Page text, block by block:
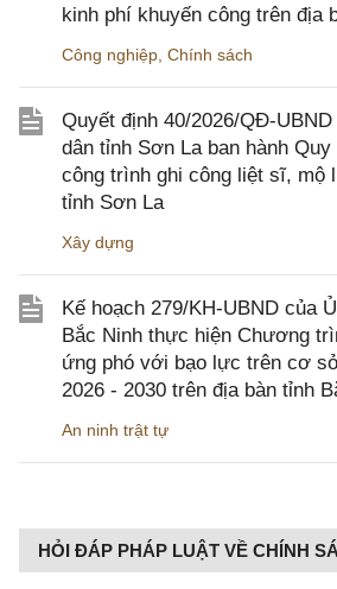
kinh phí khuyến công trên địa
Công nghiệp Chính sách
Quyết định 40/2026/QĐ-
dân tỉnh Sơn La ban hành
công trình ghi công liệt sĩ, mộ
tỉnh Sơn La
Xây dựng
Kế hoạch 279/KH-UBND của
Bắc Ninh thực hiện Chương
ứng phó với bạo lực trên cơ
2026 - 2030 trên địa bàn tỉnh
An ninh trật tự
HỎI ĐÁP PHÁP LUẬT VỀ CHÍNH